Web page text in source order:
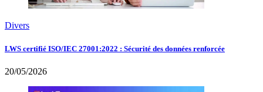
Divers
LWS certifié ISO/IEC 27001:2022 : Sécurité des données renforcée
20/05/2026